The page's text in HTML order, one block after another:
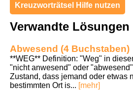
Kreuzworträtsel Hilfe nutzen
Verwandte Lösungen
Abwesend (4 Buchstaben)
**WEG** Definition: "Weg" in
"nicht anwesend" oder
Zustand, dass jemand oder etwas
bestimmten Ort is... [mehr]